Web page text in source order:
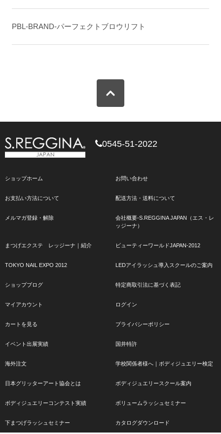
PBL-BRAND-パーフェクトブロウリフト
0545-51-2022
ショップホーム お問い合わせ
お支払い方法について 配送方法・送料について
メルマガ登録・解除
会社概要-S.REGGINA JAPAN（エス・レ
ッジーナ）
まつげエクステ レッジーナ｜紹介 ビューティーワールドJAPAN-2012
TOKYO NAIL EXPO 2012 LEDアイラッシュ導入スクールのご案内
ショップブログ 特定商取引法に基づく表記
マイアカウント ログイン
カートを見る プライバシーポリシー
イベント出展実績 国井特許
海外注文 学校関係者様へ｜ボディジュエリー検定
日本グリッターアート協会とは ボディジュエリースクール案内
ボディジュエリーコンテスト実績 ボリュームラッシュセミナー
下まつげラッシュセミナー カタログダウンロード